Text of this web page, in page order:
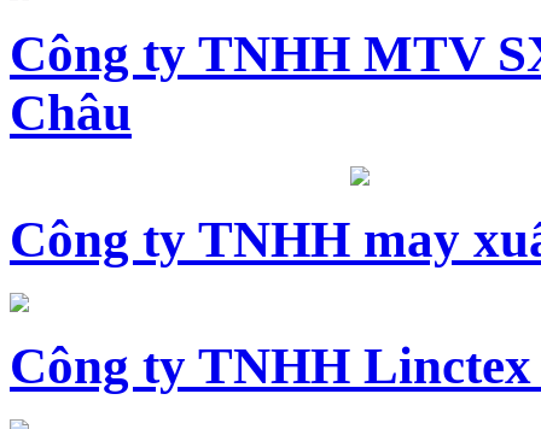
Công ty TNHH MTV
Châu
Công ty TNHH may
Công ty TNHH Linctex